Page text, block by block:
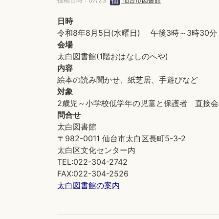
日時
令和8年8月5日(水曜日) 午後3時～3時30分
会場
太白図書館(1階おはなしのへや)
内容
絵本の読み聞かせ、紙芝居、手遊びなど
対象
2歳児～小学校低学年の児童と保護者 直接
問合せ
太白図書館
〒982-0011 仙台市太白区長町5-3-2
太白区文化センター内
TEL:022-304-2742
FAX:022-304-2526
太白図書館の案内